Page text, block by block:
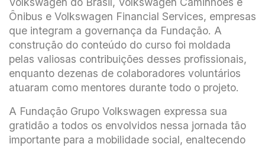
Ônibus e Volkswagen Financial Services, empresas
que integram a governança da Fundação. A
construção do conteúdo do curso foi moldada
pelas valiosas contribuições desses profissionais,
enquanto dezenas de colaboradores voluntários
atuaram como mentores durante todo o projeto.
A Fundação Grupo Volkswagen expressa sua
gratidão a todos os envolvidos nessa jornada tão
importante para a mobilidade social, enaltecendo